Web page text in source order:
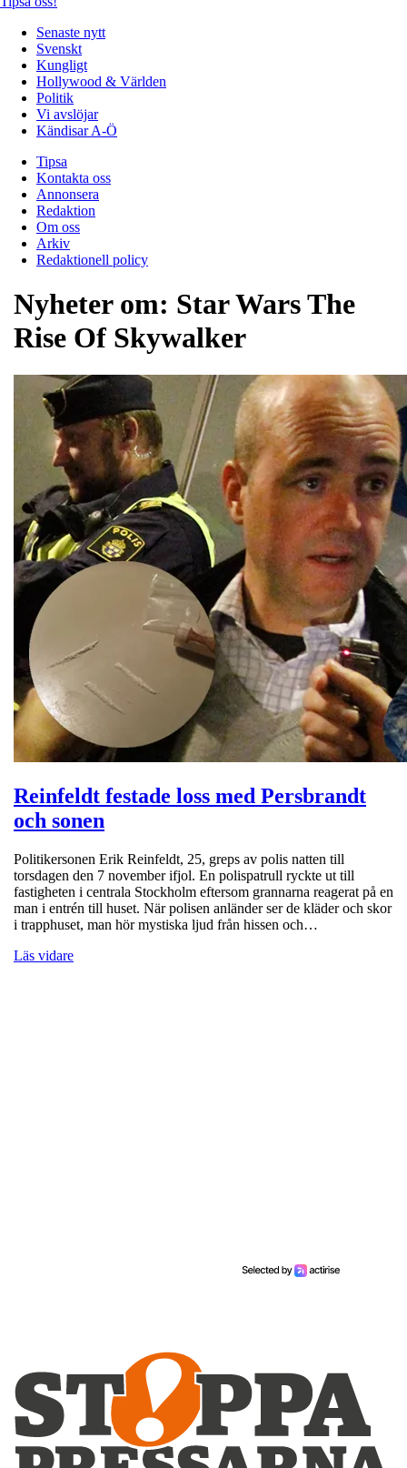
Senaste nytt
Svenskt
Kungligt
Hollywood & Världen
Politik
Vi avslöjar
Kändisar A-Ö
Tipsa
Kontakta oss
Annonsera
Redaktion
Om oss
Arkiv
Redaktionell policy
Nyheter om: Star Wars The
Rise Of Skywalker
Reinfeldt festade loss med Persbrandt
och sonen
Politikersonen Erik Reinfeldt, 25, greps av polis natten till
torsdagen den 7 november ifjol. En polispatrull ryckte ut till
fastigheten i centrala Stockholm eftersom grannarna reagerat på en
man i entrén till huset. När polisen anländer ser de kläder och skor
i trapphuset, man hör mystiska ljud från hissen och…
Läs vidare